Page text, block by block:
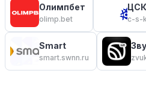
Олимпбет
olimp.bet
ЦСК
c-s-
Smart
smart.swnn.ru